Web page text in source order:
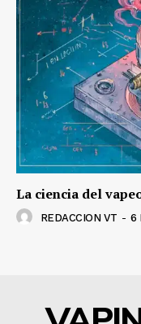
La ciencia del
REDACCION VT - 6